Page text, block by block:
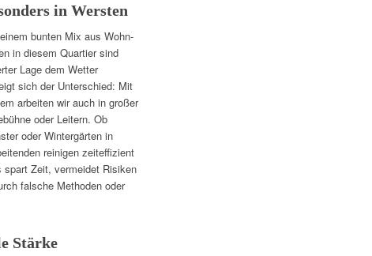
in Wersten
bunten Mix aus Wohn-
in diesem Quartier sind
Lage dem Wetter
sich der Unterschied: Mit
arbeiten wir auch in großer
oder Leitern. Ob
oder Wintergärten in
reinigen zeiteffizient
Zeit, vermeidet Risiken
falsche Methoden oder
Stärke